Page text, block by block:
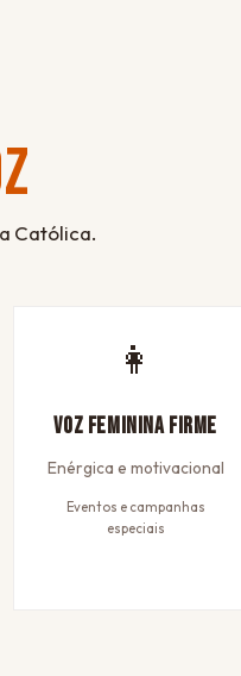
Católica.
👩
Voz Feminina Firme
Enérgica e motivacional
Eventos e campanhas
especiais